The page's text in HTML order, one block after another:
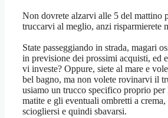
Non dovrete alzarvi alle 5 del mattino
truccarvi al meglio, anzi risparmierete
State passeggiando in strada, magari
in previsione dei prossimi acquisti, ed
vi investe? Oppure, siete al mare e
bel bagno, ma non volete rovinarvi il
usiamo un trucco specifico proprio per
matite e gli eventuali ombretti a
sciogliersi e quindi sbavarsi.